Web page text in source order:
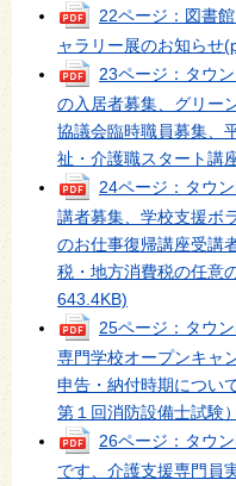
22ページ：図書
ャラリー展のお知らせ
23ページ：タウ
の入居者募集、グリー
協議会臨時職員募集、
祉・介護職スタート講
24ページ：タウ
講者募集、学校支援ボ
のお仕事復帰講座受講
税・地方消費税の任意
643.4KB)
25ページ：タウ
専門学校オープンキャ
申告・納付時期につい
第１回消防設備士試験）
26ページ：タウ
です、介護支援専門員